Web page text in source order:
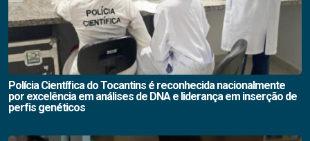
Polícia Científica do Tocantins é reconhecida nacionalmente
por excelência em análises de DNA e liderança em inserção de
perfis genéticos